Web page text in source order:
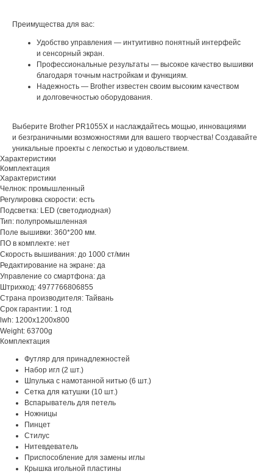
Преимущества для вас:
Удобство управления — интуитивно понятный интерфейс
и сенсорный экран.
Профессиональные результаты — высокое качество вышивки
благодаря точным настройкам и функциям.
Надежность — Brother известен своим высоким качеством
и долговечностью оборудования.
Выберите Brother PR1055X и наслаждайтесь мощью, инновациями
и безграничными возможностями для вашего творчества! Создавайте
уникальные проекты с легкостью и удовольствием.
Характеристики
Комплектация
Характеристики
Челнок: промышленный
Регулировка скорости: есть
Подсветка: LED (светодиодная)
Тип: полупромышленная
Поле вышивки: 360*200 мм.
ПО в комплекте: нет
Скорость вышивания: до 1000 ст/мин
Редактирование на экране: да
Управление со смартфона: да
Штрихкод: 4977766806855
Страна производителя: Тайвань
Срок гарантии: 1 год
lwh: 1200x1200x800
Weight: 63700g
Комплектация
Футляр для принадлежностей
Набор игл (2 шт.)
Шпулька с намотанной нитью (6 шт.)
Сетка для катушки (10 шт.)
Вспарыватель для петель
Ножницы
Пинцет
Стилус
Нитевдеватель
Приспособление для замены иглы
Крышка игольной пластины